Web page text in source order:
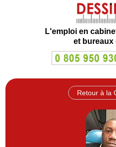
L'emploi en
et bureaux
Retour à la